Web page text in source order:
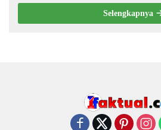
Selengkapnya